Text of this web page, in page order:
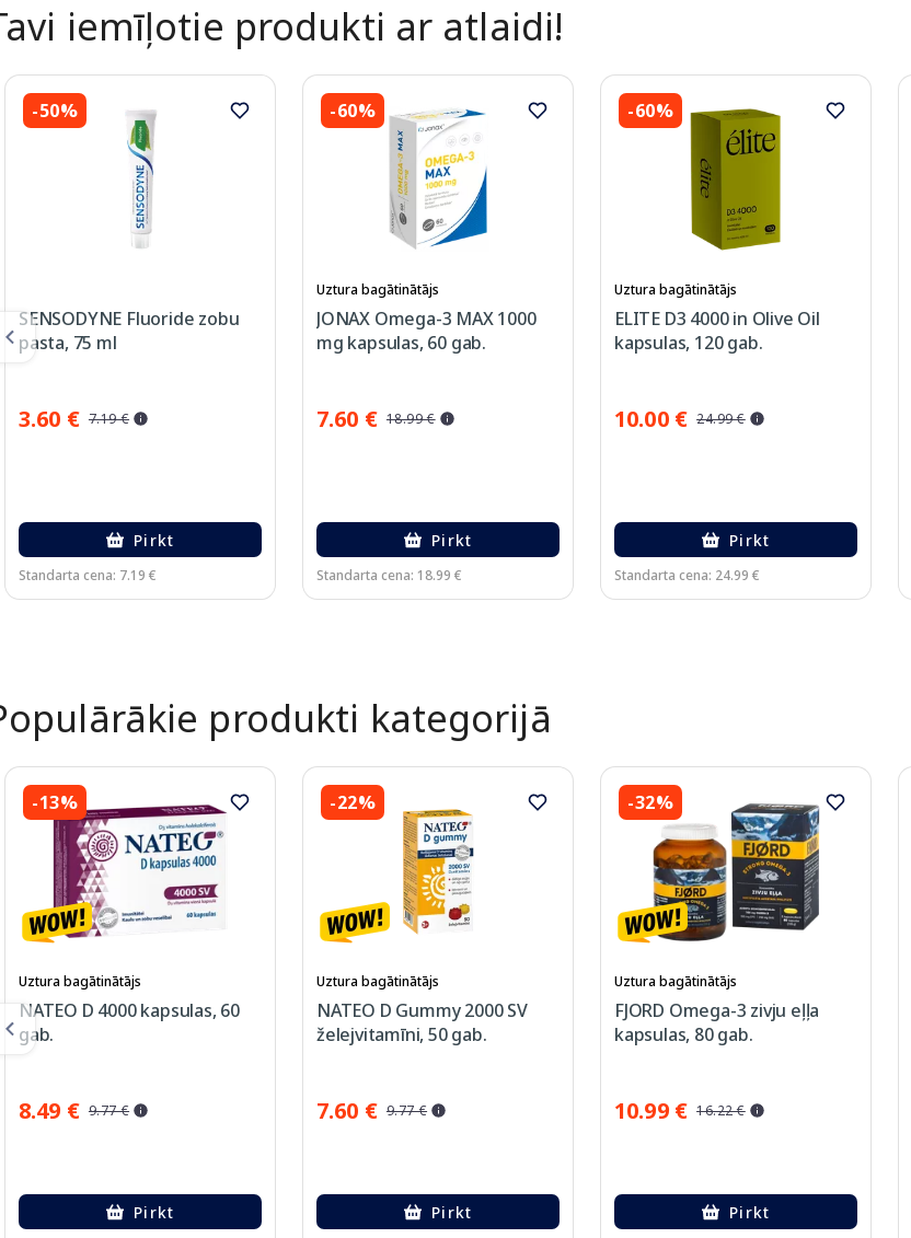
iemīļotie produkti ar atlaidi!
-50%
SENSODYNE Fluoride zobu
pasta, 75 ml
3.60 € 7.19 €
Pirkt
Standarta cena: 7.19 €
-60%
Uztura bagātinātājs
JONAX Omega-3 MAX 1000
mg kapsulas, 60 gab.
7.60 € 18.99 €
Pirkt
Standarta cena: 18.99 €
-60%
Uztura bagātinātājs
ELITE D3 4000 in Olive Oil
kapsulas, 120 gab.
10.00 € 24.99 €
Pirkt
Standarta cena: 24.99 €
produkti kategorijā
-13%
Uztura bagātinātājs
NATEO D 4000 kapsulas, 60
gab.
8.49 € 9.77 €
Pirkt
-22%
Uztura bagātinātājs
NATEO D Gummy 2000 SV
želejvitamīni, 50 gab.
7.60 € 9.77 €
Pirkt
-32%
Uztura bagātinātājs
FJORD Omega-3 zivju eļļa
kapsulas, 80 gab.
10.99 € 16.22 €
Pirkt